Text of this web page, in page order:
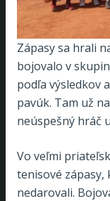
Zápasy sa hrali
bojovalo v
podľa výsledkov
pavúk. Tam už
neúspešný hráč
Vo veľmi
tenisové zápasy,
nedarovali.